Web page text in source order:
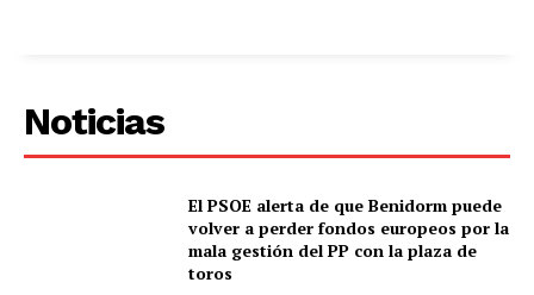
Noticias
El PSOE alerta de que Benidorm puede
volver a perder fondos europeos por la
mala gestión del PP con la plaza de
toros